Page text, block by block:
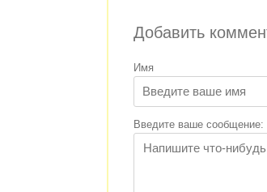
Добавить
Имя
Введите ваше сообщение: